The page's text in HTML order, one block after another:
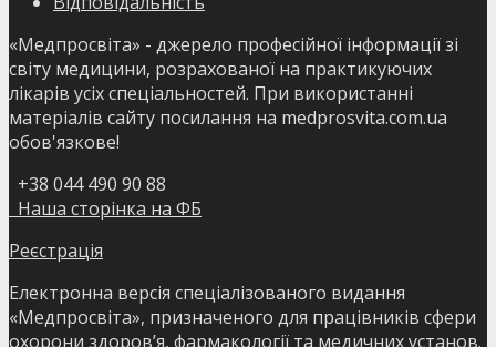
«Медпросвіта» - джерело професійної інформації зі
світу медицини, розрахованої на практикуючих
лікарів усіх спеціальностей. При використанні
матеріалів сайту посилання на medprosvita.com.ua
обов'язкове!
+38 044 490 90 88
Наша сторінка на ФБ
Реєстрація
Електронна версія спеціалізованого видання
«Медпросвіта», призначеного для працівників сфери
охорони здоров’я, фармакології та медичних установ.